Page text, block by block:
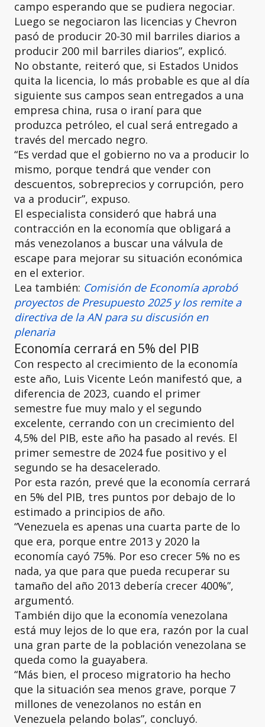
campo esperando que se pudiera negociar.
Luego se negociaron las licencias y Chevron
pasó de producir 20-30 mil barriles diarios a
producir 200 mil barriles diarios”, explicó.
No obstante, reiteró que, si Estados Unidos
quita la licencia, lo más probable es que al día
siguiente sus campos sean entregados a una
empresa china, rusa o iraní para que
produzca petróleo, el cual será entregado a
través del mercado negro.
“Es verdad que el gobierno no va a producir lo
mismo, porque tendrá que vender con
descuentos, sobreprecios y corrupción, pero
va a producir”, expuso.
El especialista consideró que habrá una
contracción en la economía que obligará a
más venezolanos a buscar una válvula de
escape para mejorar su situación económica
en el exterior.
Lea también: Comisión de Economía aprobó
proyectos de Presupuesto 2025 y los remite a
directiva de la AN para su discusión en
plenaria
Economía cerrará en 5% del PIB
Con respecto al crecimiento de la economía
este año, Luis Vicente León manifestó que, a
diferencia de 2023, cuando el primer
semestre fue muy malo y el segundo
excelente, cerrando con un crecimiento del
4,5% del PIB, este año ha pasado al revés. El
primer semestre de 2024 fue positivo y el
segundo se ha desacelerado.
Por esta razón, prevé que la economía cerrará
en 5% del PIB, tres puntos por debajo de lo
estimado a principios de año.
“Venezuela es apenas una cuarta parte de lo
que era, porque entre 2013 y 2020 la
economía cayó 75%. Por eso crecer 5% no es
nada, ya que para que pueda recuperar su
tamaño del año 2013 debería crecer 400%”,
argumentó.
También dijo que la economía venezolana
está muy lejos de lo que era, razón por la cual
una gran parte de la población venezolana se
queda como la guayabera.
“Más bien, el proceso migratorio ha hecho
que la situación sea menos grave, porque 7
millones de venezolanos no están en
Venezuela pelando bolas”, concluyó.